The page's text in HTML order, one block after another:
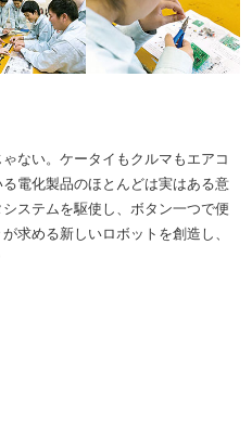
ない。ケータイもクルマもエアコ
電化製品のほとんどは実はある意
ステムを駆使し、ボタン一つで便
求める新しいロボットを創造し、